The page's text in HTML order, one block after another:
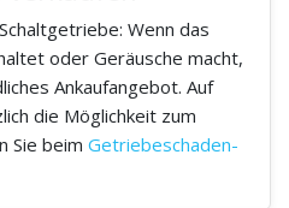
Wenn das
oder Geräusche macht,
Ankaufangebot. Auf
die Möglichkeit zum
Sie beim Getriebeschaden-